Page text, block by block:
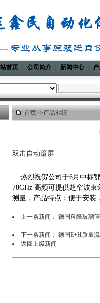
首页 公司简介 新闻中心
首页>>产品业绩
双击自动滚屏
热烈祝贺公司于6月中标
78GHz 高频可提供超窄波
测量，产品特点：便于安装
上一条新闻： 德国科隆玻璃
下一条新闻： 德国E+H质量
返回上级新闻